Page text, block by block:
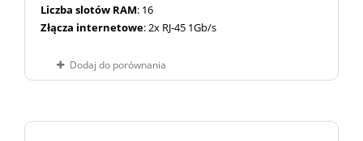
Liczba slotów RAM: 16
Złącza internetowe: 2x RJ-45 1Gb/s
Dodaj do porównania